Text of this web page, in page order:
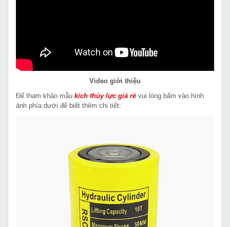
Video giới thiệu
Để tham khảo mẫu kích thủy lực giá rẻ vui lòng bấm vào hình
ảnh phía dưới để biết thêm chi tiết: